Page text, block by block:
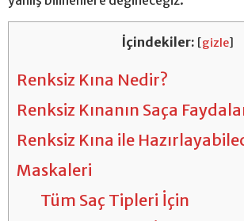
İçindekiler: [gizle]
Renksiz Kına Nedir?
Renksiz Kınanın Saça
Renksiz Kına ile
Maskaleri
Tüm Saç Tipleri İçin